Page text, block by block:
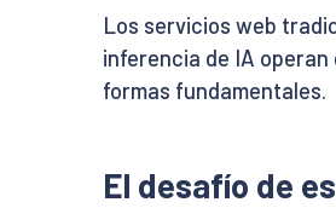
Los servicios web
inferencia de IA
formas fundamentales.
El desafío de